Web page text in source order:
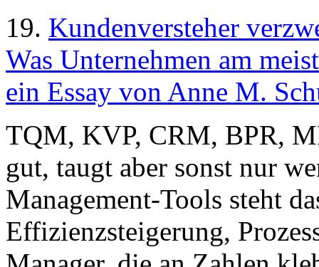
19. Kundenversteher
Was Unternehmen am
ein Essay von Anne M.
TQM, KVP, CRM, BPR,
gut, taugt aber sonst nur
Management-Tools steht
Effizienzsteigerung,